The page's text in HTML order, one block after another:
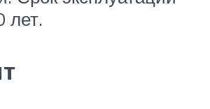
лет.